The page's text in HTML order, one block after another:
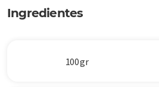
Ingredientes
100 gr